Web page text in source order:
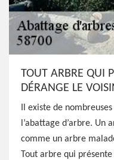
TOUT ARBRE QUI
DÉRANGE LE
Il existe de
l’abattage d’arbre.
comme un arbre
Tout arbre qui